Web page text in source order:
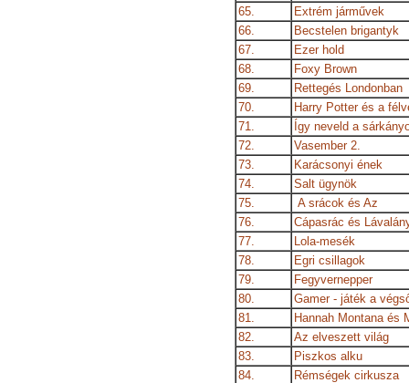
65.
Extrém járművek
66.
Becstelen brigantyk
67.
Ezer hold
68.
Foxy Brown
69.
Rettegés Londonban
70.
Harry Potter és a
71.
Így neveld a
72.
Vasember 2.
73.
Karácsonyi ének
74.
Salt ügynök
75.
A srácok és Az
76.
Cápasrác és
77.
Lola-mesék
78.
Egri csillagok
79.
Fegyvernepper
80.
Gamer - játék a
81.
Hannah Montana és
82.
Az elveszett világ
83.
Piszkos alku
84.
Rémségek cirkusza